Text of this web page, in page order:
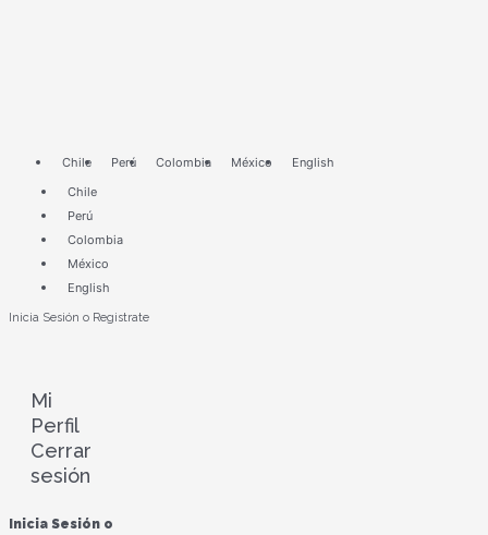
Chile Perú Colombia México
English
Chile
Perú
Colombia
México
English
Inicia Sesión o Registrate
Mi
Perfil
Cerrar
sesión
Inicia Sesión o